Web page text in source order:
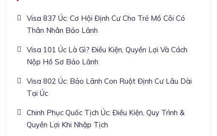
Visa 837 Úc: Cơ Hội Định Cư Cho Trẻ Mồ Côi Có
Thân Nhân Bảo Lãnh
Visa 101 Úc Là Gì? Điều Kiện, Quyền Lợi Và Cách
Nộp Hồ Sơ Bảo Lãnh
Visa 802 Úc: Bảo Lãnh Con Ruột Định Cư Lâu Dài
Tại Úc
Chinh Phục Quốc Tịch Úc: Điều Kiện, Quy Trình &
Quyền Lợi Khi Nhập Tịch